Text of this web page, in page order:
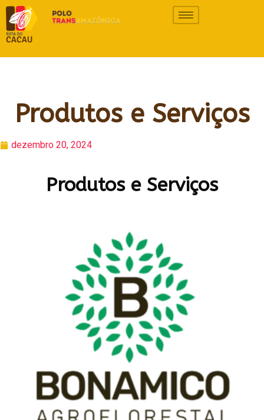
Produtos e Serviços
dezembro 20, 2024
Produtos e Serviços